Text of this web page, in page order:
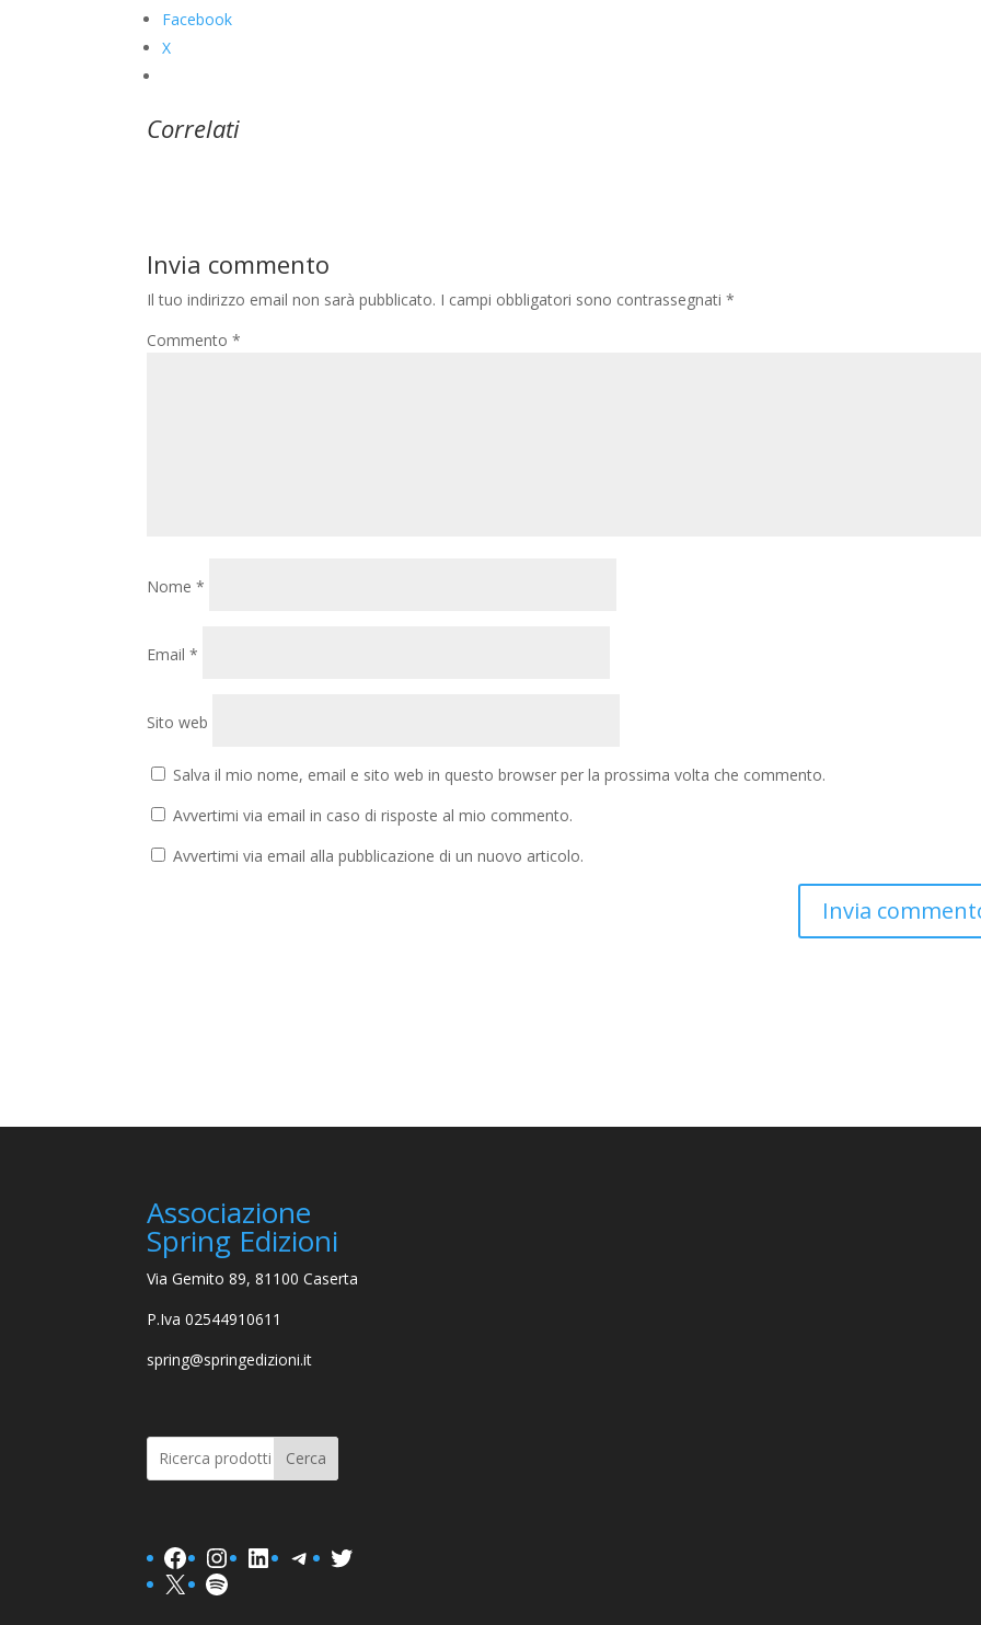
Facebook
X
Correlati
Invia commento
Il tuo indirizzo email non sarà pubblicato. I campi obbligatori sono contrassegnati*
Commento*
Nome*
Email*
Sito web
Salva il mio nome, email e sito web in questo browser per la prossima volta che commento.
Avvertimi via email in caso di risposte al mio commento.
Avvertimi via email alla pubblicazione di un nuovo articolo.
Associazione
Spring Edizioni
Via Gemito 89, 81100 Caserta
P.Iva 02544910611
spring@springedizioni.it
Cerca
Facebook
Instagram
LinkedIn
Telegram
Twitter
X Spotify